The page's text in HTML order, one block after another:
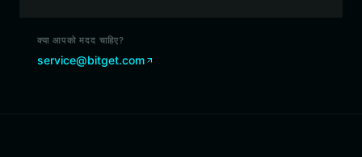
क्या आपको मदद चाहिए?
service@bitget.com